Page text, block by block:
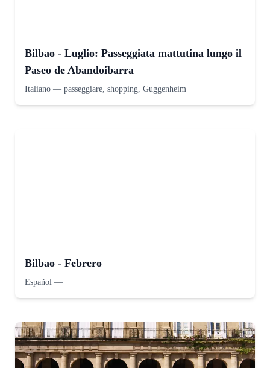
Bilbao - Luglio: Passeggiata mattutina lungo il
Paseo de Abandoibarra
Italiano — passeggiare, shopping, Guggenheim
Bilbao - Febrero
Español —